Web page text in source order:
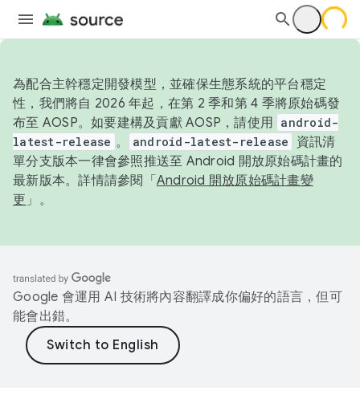
為配合主幹穩定開發模型，並確保生態系統的平台穩定
性，我們將自 2026 年起，在第 2 季和第 4 季將原始碼發
布至 AOSP。如要建構及貢獻 AOSP，請使用 android-
latest-release 。 android-latest-release
資訊清
單分支版本一律會參照推送至 Android 開放原始碼計畫的
最新版本。詳情請參閱「 Android 開放原始碼計畫變
更 」。
Google 會運用 AI 技術將內容翻譯成你偏好的語言，但可
能會出錯。